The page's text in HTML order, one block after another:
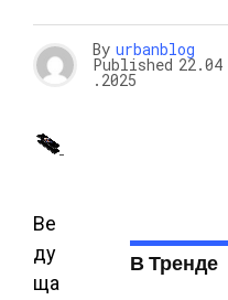
By urbanblog
Published 22.04
.2025
Ве
ду
ща
В Тренде